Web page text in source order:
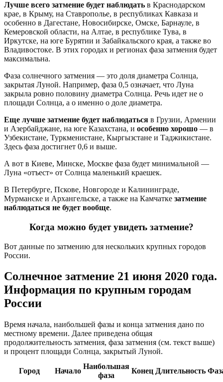
Лучше всего затмение будет наблюдать в Краснодарском
крае, в Крыму, на Ставрополье, в республиках Кавказа и
особенно в Дагестане, Новосибирске, Омске, Барнауле, в
Кемеровской области, на Алтае, в республике Тува, в
Иркутске, на юге Бурятии и Забайкальского края, а также во
Владивостоке. В этих городах и регионах фаза затмения будет
максимальна.
Фаза солнечного затмения — это доля диаметра Солнца,
закрытая Луной. Например, фаза 0,5 означает, что Луна
закрыла ровно половину диаметра Солнца. Речь идет не о
площади Солнца, а о именно о доле диаметра.
Еще лучше затмение будет наблюдаться в Грузии, Армении
и Азербайджане, на юге Казахстана, и особенно хорошо — в
Узбекистане, Туркменистане, Кыргызстане и Таджикистане.
Здесь фаза достигнет 0,6 и выше.
А вот в Киеве, Минске, Москве фаза будет минимальной —
Луна «отъест» от Солнца маленький краешек.
В Петербурге, Пскове, Новгороде и Калининграде,
Мурманске и Архангельске, а также на Камчатке затмение
наблюдаться не будет вообще.
Когда можно будет увидеть затмение?
Вот данные по затмению для нескольких крупных городов
России.
Солнечное затмение 21 июня 2020 года.
Информация по крупным городам
России
Время начала, наибольшей фазы и конца затмения дано по
местному времени. Далее приведена общая
продолжительность затмения, фаза затмения (см. текст выше)
и процент площади Солнца, закрытый Луной.
Город Начало
Наибольшая
фаза
Конец Длительность